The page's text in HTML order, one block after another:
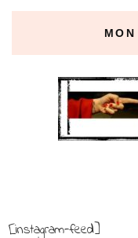
[instagram-feed]